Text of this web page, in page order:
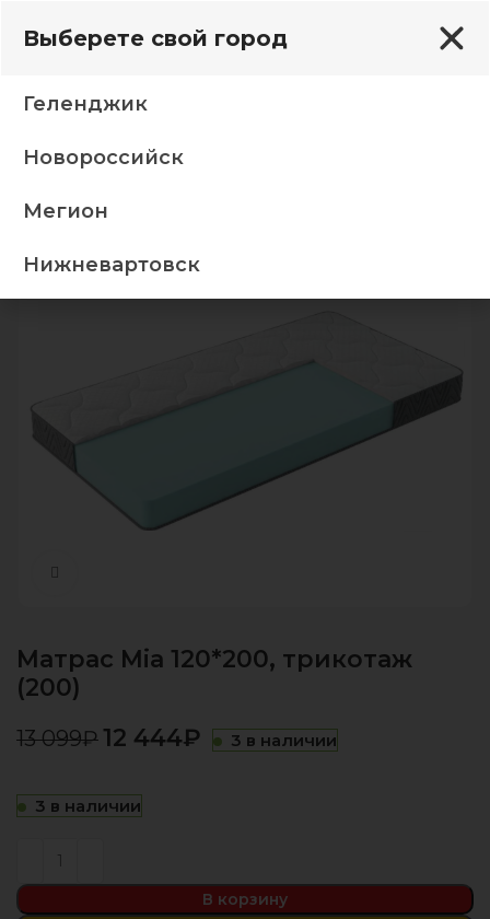
матрасы Матрас Mia 120*200, трикотаж (200)
Матрас Mia 120*200, трикотаж
(200)
13 099₽ 12 444₽ 3 в наличии
3 в наличии
В корзину
Выберете свой город
Геленджик
Новороссийск
Мегион
Нижневартовск